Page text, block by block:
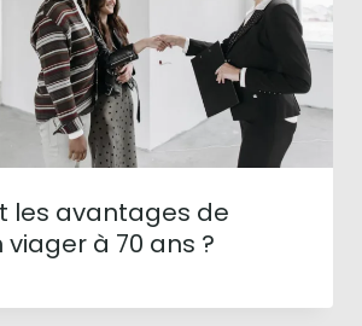
les avantages de
à 70 ans ?